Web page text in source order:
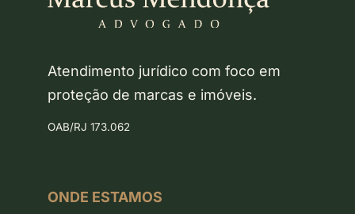
Atendimento jurídico com foco em
proteção de marcas e imóveis.
OAB/RJ 173.062
ONDE ESTAMOS